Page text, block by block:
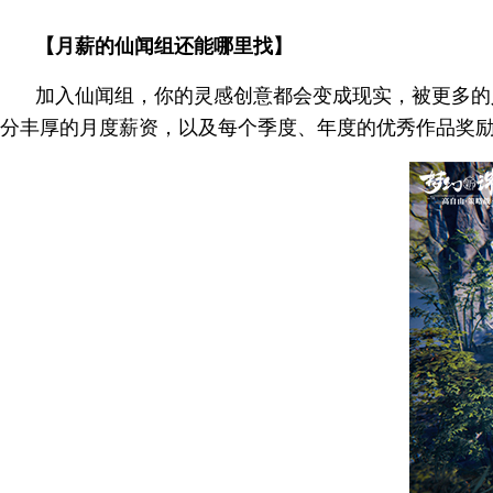
【月薪的仙闻组还能哪里找】
加入仙闻组，你的灵感创意都会变成现实，被更多
分丰厚的月度薪资，以及每个季度、年度的优秀作品奖